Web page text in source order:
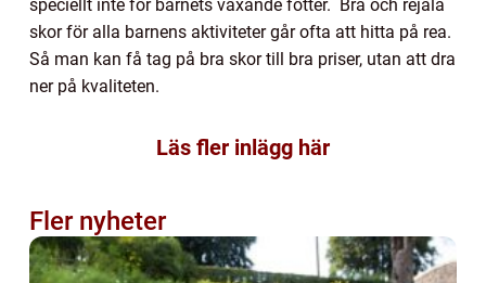
speciellt inte för barnets växande fötter. Bra och rejäla
skor för alla barnens aktiviteter går ofta att hitta på rea.
Så man kan få tag på bra skor till bra priser, utan att dra
ner på kvaliteten.
Läs fler inlägg här
Fler nyheter